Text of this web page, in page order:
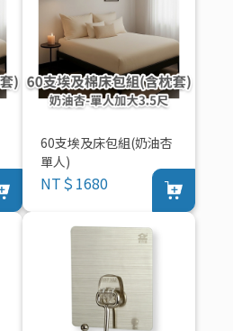
60支埃及床包組(奶油杏
單人)
NT＄1680